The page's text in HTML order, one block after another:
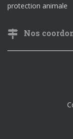
protection animale
Nos